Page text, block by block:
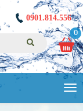
0901.814.556
0